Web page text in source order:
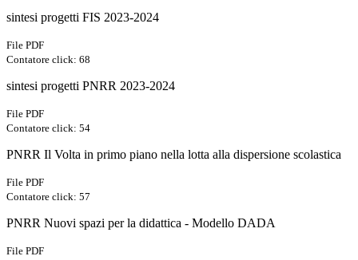
sintesi progetti FIS 2023-2024
File PDF
Contatore click: 68
sintesi progetti PNRR 2023-2024
File PDF
Contatore click: 54
PNRR Il Volta in primo piano nella lotta alla dispersione scolastica
File PDF
Contatore click: 57
PNRR Nuovi spazi per la didattica - Modello DADA
File PDF